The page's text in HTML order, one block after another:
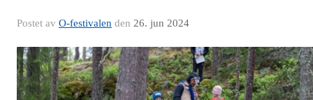
Postet av O-festivalen den 26. jun 2024